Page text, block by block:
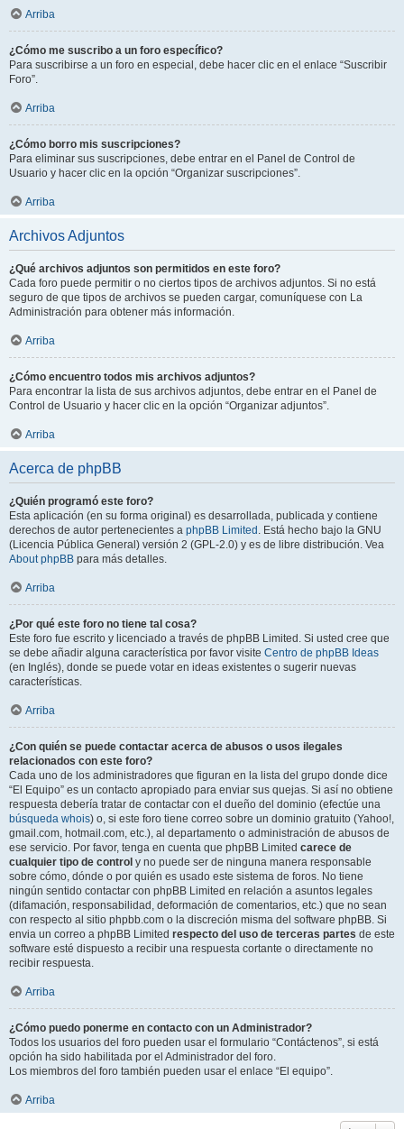
Arriba
¿Cómo me suscribo a un foro específico?
Para suscribirse a un foro en especial, debe hacer clic en el enlace “Suscribir
Foro”.
Arriba
¿Cómo borro mis suscripciones?
Para eliminar sus suscripciones, debe entrar en el Panel de Control de
Usuario y hacer clic en la opción “Organizar suscripciones”.
Arriba
Archivos Adjuntos
¿Qué archivos adjuntos son permitidos en este foro?
Cada foro puede permitir o no ciertos tipos de archivos adjuntos. Si no está
seguro de que tipos de archivos se pueden cargar, comuníquese con La
Administración para obtener más información.
Arriba
¿Cómo encuentro todos mis archivos adjuntos?
Para encontrar la lista de sus archivos adjuntos, debe entrar en el Panel de
Control de Usuario y hacer clic en la opción “Organizar adjuntos”.
Arriba
Acerca de phpBB
¿Quién programó este foro?
Esta aplicación (en su forma original) es desarrollada, publicada y contiene
derechos de autor pertenecientes a phpBB Limited . Está hecho bajo la GNU
(Licencia Pública General) versión 2 (GPL-2.0) y es de libre distribución. Vea
About phpBB para más detalles.
Arriba
¿Por qué este foro no tiene tal cosa?
Este foro fue escrito y licenciado a través de phpBB Limited. Si usted cree que
se debe añadir alguna característica por favor visite Centro de phpBB Ideas
(en Inglés), donde se puede votar en ideas existentes o sugerir nuevas
características.
Arriba
¿Con quién se puede contactar acerca de abusos o usos ilegales
relacionados con este foro?
Cada uno de los administradores que figuran en la lista del grupo donde dice
“El Equipo” es un contacto apropiado para enviar sus quejas. Si así no obtiene
respuesta debería tratar de contactar con el dueño del dominio (efectúe una
búsqueda whois) o, si este foro tiene correo sobre un dominio gratuito (Yahoo!,
gmail.com, hotmail.com, etc.), al departamento o administración de abusos de
ese servicio. Por favor, tenga en cuenta que phpBB Limited carece de
cualquier tipo de control y no puede ser de ninguna manera responsable
sobre cómo, dónde o por quién es usado este sistema de foros. No tiene
ningún sentido contactar con phpBB Limited en relación a asuntos legales
(difamación, responsabilidad, deformación de comentarios, etc.) que no sean
con respecto al sitio phpbb.com o la discreción misma del software phpBB. Si
envia un correo a phpBB Limited respecto del uso de terceras partes de este
software esté dispuesto a recibir una respuesta cortante o directamente no
recibir respuesta.
Arriba
¿Cómo puedo ponerme en contacto con un Administrador?
Todos los usuarios del foro pueden usar el formulario “Contáctenos”, si está
opción ha sido habilitada por el Administrador del foro.
Los miembros del foro también pueden usar el enlace “El equipo”.
Arriba